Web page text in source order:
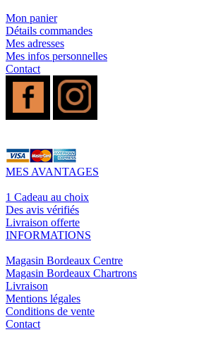
Mon panier
Détails commandes
Mes adresses
Mes infos personnelles
Contact
MES AVANTAGES
1 Cadeau au choix
Des avis vérifiés
Livraison offerte
INFORMATIONS
Magasin Bordeaux Centre
Magasin Bordeaux Chartrons
Livraison
Mentions légales
Conditions de vente
Contact